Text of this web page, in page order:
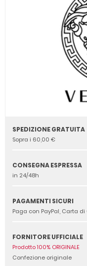
SPEDIZIONE GRATUITA
Sopra i 60,00 €
CONSEGNA ESPRESSA
in 24/48h
PAGAMENTI SICURI
Paga con PayPal, Carta
FORNITORE UFFICIALE
Prodotto 100% ORIGINALE
Confezione originale